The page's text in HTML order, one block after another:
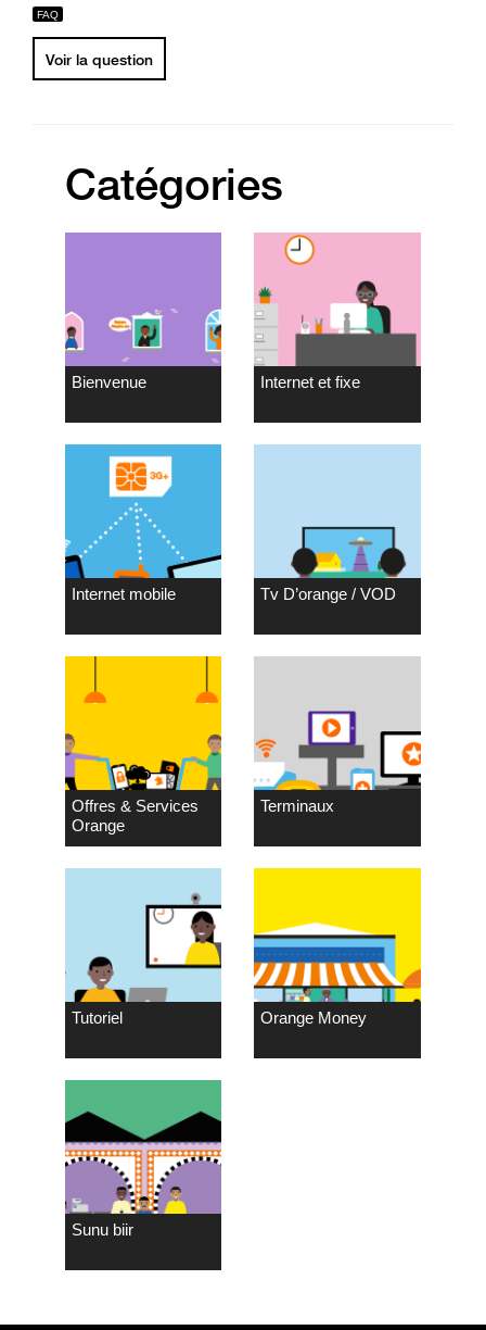
Voir la question
Catégories
Bienvenue Internet et fixe
Internet mobile Tv D’orange / VOD
Offres & Services
Orange
Terminaux
Tutoriel Orange Money
Sunu biir